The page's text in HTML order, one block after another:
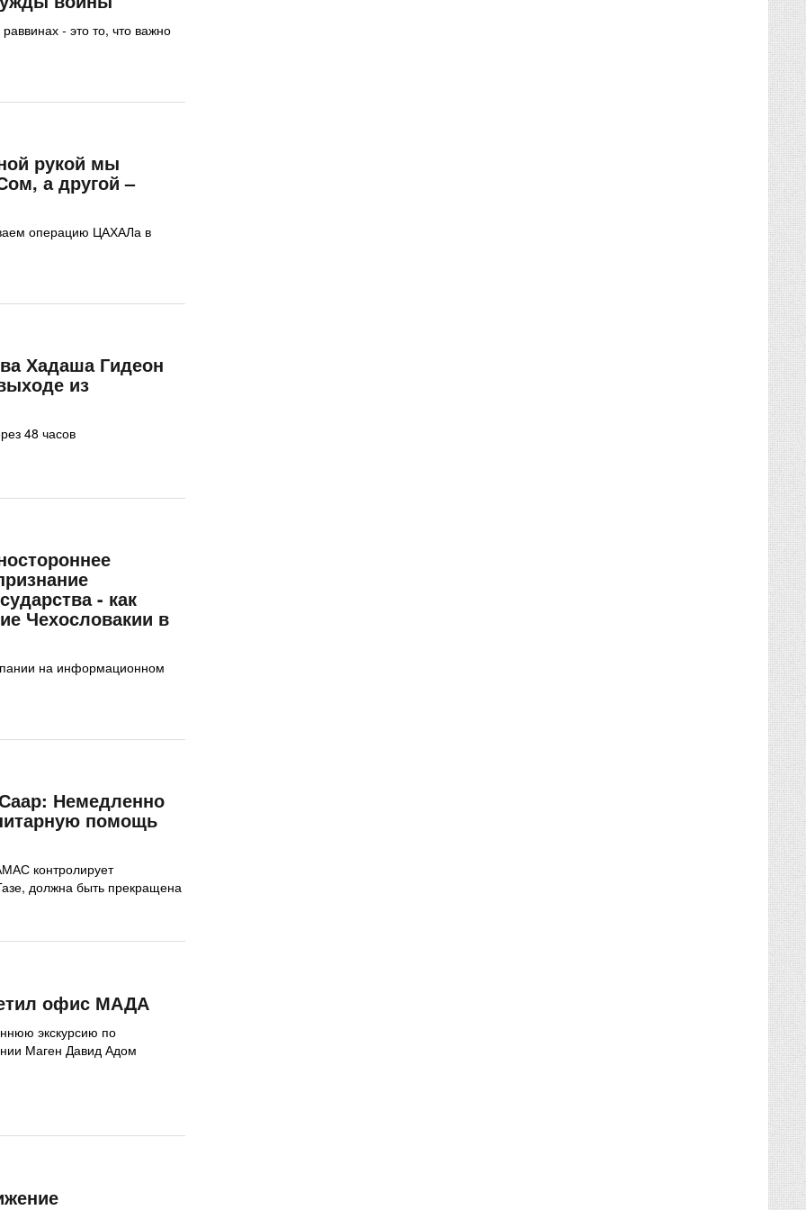
- это то, что важно
рукой мы
а другой –
операцию ЦАХАЛа в
Хадаша Гидеон
из
48 часов
- как
Чехословакии в
на информационном
Немедленно
помощь
контролирует
должна быть прекращена
офис МАДА
экскурсию по
Маген Давид Адом